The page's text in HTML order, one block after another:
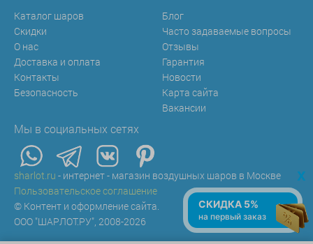
Каталог шаров
Скидки
О нас
Доставка и оплата
Контакты
Безопасность
Блог
Часто задаваемые вопросы
Отзывы
Гарантия
Новости
Карта сайта
Вакансии
Мы в социальных сетях
sharlot.ru - интернет - магазин воздушных шаров в Москве
Пользовательское соглашение
© Контент и оформление сайта.
ООО "ШАРЛОТ.РУ", 2008-2026
x
СКИДКА 5%
на первый заказ